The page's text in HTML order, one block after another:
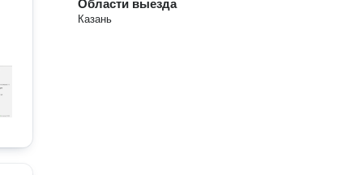
Области выезда
Казань